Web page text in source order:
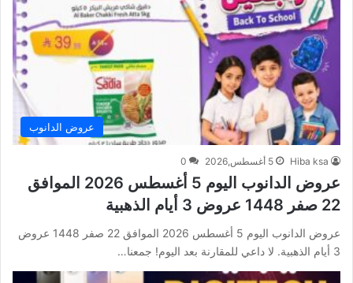
عروض الدانوب
Hiba ksa 5 أغسطس,2026 0
عروض الدانوب اليوم 5 أغسطس 2026 الموافق
22 صفر 1448 عروض 3 أيام الذهبية
عروض الدانوب اليوم 5 أغسطس 2026 الموافق 22 صفر 1448 عروض
3 أيام الذهبية. لا داعي للمقارنة بعد اليوم! جمعنا…